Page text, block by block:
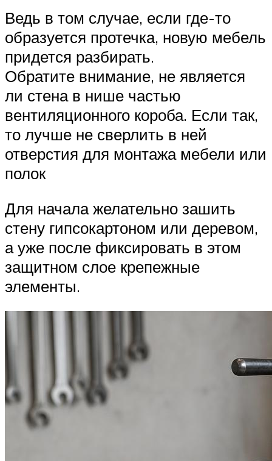
Ведь в том случае, если где-то
образуется протечка, новую мебель
придется разбирать.
Обратите внимание, не является
ли стена в нише частью
вентиляционного короба. Если так,
то лучше не сверлить в ней
отверстия для монтажа мебели или
полок
Для начала желательно зашить
стену гипсокартоном или деревом,
а уже после фиксировать в этом
защитном слое крепежные
элементы.